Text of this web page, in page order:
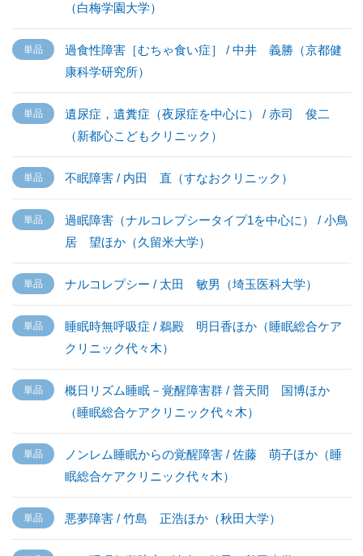
（白梅学園大学）
過食性障害［むちゃ食い症］ / 中井 義勝（京都健
康科学研究所）
遺尿症，遺糞症（夜尿症を中心に） / 赤司 俊二
（新都心こどもクリニック）
不眠障害 / 内田 直（すなおクリニック）
過眠障害（ナルコレプシータイプ1を中心に） / 小鳥
居 望ほか（久留米大学）
ナルコレプシー / 太田 敏男（埼玉医科大学）
睡眠時無呼吸症 / 鵜殿 明日香ほか（睡眠総合ケア
クリニック代々木）
概日リズム睡眠－覚醒障害群 / 普天間 国博ほか
（睡眠総合ケアクリニック代々木）
ノンレム睡眠からの覚醒障害 / 佐藤 萌子ほか（睡
眠総合ケアクリニック代々木）
悪夢障害 / 竹島 正浩ほか（秋田大学）